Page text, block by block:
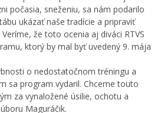
počasia, sneženiu, sa nám podarilo
ukázať naše tradície a pripraviť
že toto ocenia aj diváci RTVS
ktorý by mal byť uvedený 9. mája
o nedostatočnom tréningu a
sa program vydaril. Chceme touto
za vynaložené úsilie, ochotu a
Maguráčik.